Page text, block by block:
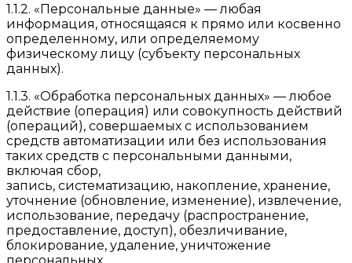
1.1.2. «Персональные данные» — любая
информация, относящаяся к прямо или косвенно
определенному, или определяемому
физическому лицу (субъекту персональных
данных).
1.1.3. «Обработка персональных данных» — любое
действие (операция) или совокупность действий
(операций), совершаемых с использованием
средств автоматизации или без использования
таких средств с персональными данными,
включая сбор,
запись, систематизацию, накопление, хранение,
уточнение (обновление, изменение), извлечение,
использование, передачу (распространение,
предоставление, доступ), обезличивание,
блокирование, удаление, уничтожение
персональных